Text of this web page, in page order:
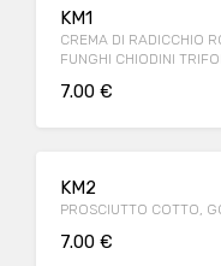
KM1
CREMA DI RADICCHIO
FUNGHI CHIODINI
7.00 €
KM2
PROSCIUTTO COTTO,
7.00 €